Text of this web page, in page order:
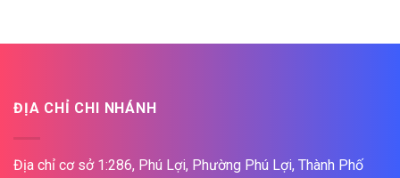
ĐỊA CHỈ CHI NHÁNH
Địa chỉ cơ sở 1:286, Phú Lợi, Phường Phú Lợi, Thành Phố